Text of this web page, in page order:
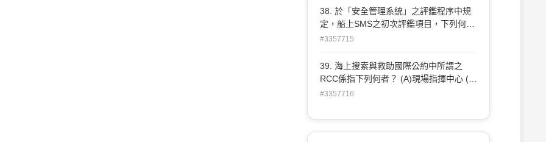
覈、證書核發之申請事項
38. 於「安全管理系統」之評鑑程序中規
定，船上SMS之初次評鑑項目，下列何者
為錯誤 ？ (A)公司已取得符合管理該船型
作六個月之客觀證據 (C)客觀證據包括公
司所實施之船上內部稽核之記錄 (D)查證
#3357715
39. 海上搜索與救助國際公約中所謂之
RCC係指下列何者？ (A)現場指揮中心 (B)
搜索救助責任區 (C)救難無線電勤務中心
#3357716